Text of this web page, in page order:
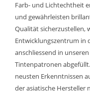
Farb- und Lichtechtheit
und gewährleisten
Qualität sicherzustellen,
Entwicklungszentrum in
anschliessend in
Tintenpatronen
neusten Erkenntnissen
der asiatische Hersteller